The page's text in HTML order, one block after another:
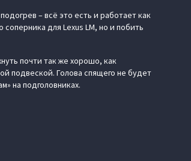
– всё это есть и работает как
для Lexus LM, но и побить
почти так же хорошо, как
подвеской. Голова спящего не будет
на подголовниках.